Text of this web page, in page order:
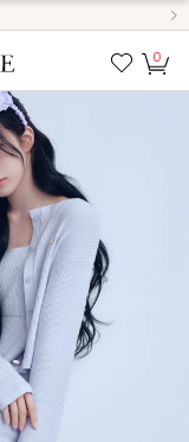
我的
0